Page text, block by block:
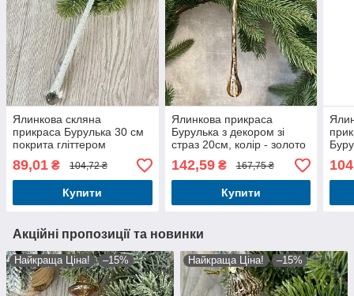
Ялинкова скляна
прикраса Бурулька 30 см
покрита гліттером
89,01 ₴ 104,72 ₴
Купити
Ялинкова прикраса
Бурулька з декором зі
страз 20см, колір - золото
142,59₴ 167,75 ₴
Купити
з
Акційні пропозиції та новинки
Найкраща Ціна! –15% Найкраща Ціна! –15%